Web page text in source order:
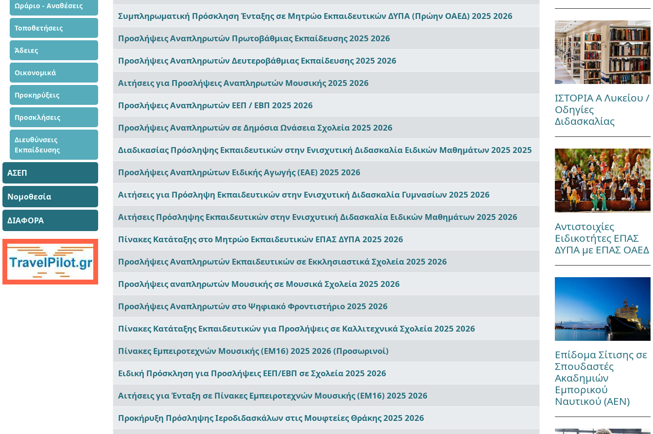
Ωράριο - Αναθέσεις
Τοποθετήσεις
Άδειες
Οικονομικά
Προκηρύξεις
Προσκλήσεις
Διευθύνσεις
Εκπαίδευσης
ΑΣΕΠ
Νομοθεσία
ΔΙΑΦΟΡΑ
Συμπληρωματική Πρόσκληση Ένταξης σε Μητρώο Εκπαιδευτικών ΔΥΠΑ (Πρώην ΟΑΕΔ) 2025 2026
Προσλήψεις Aναπληρωτών Πρωτοβάθμιας Εκπαίδευσης 2025 2026
Προσλήψεις Αναπληρωτών Δευτεροβάθμιας Εκπαίδευσης 2025 2026
Αιτήσεις για Προσλήψεις Αναπληρωτών Μουσικής 2025 2026
Προσλήψεις Αναπληρωτών ΕΕΠ / ΕΒΠ 2025 2026
Προσλήψεις Αναπληρωτών σε Δημόσια Ωνάσεια Σχολεία 2025 2026
Διαδικασίας Πρόσληψης Εκπαιδευτικών στην Ενισχυτική Διδασκαλία Ειδικών Μαθημάτων 2025 2025
Προσλήψεις Αναπληρώτων Ειδικής Αγωγής (ΕΑΕ) 2025 2026
Αιτήσεις για Πρόσληψη Εκπαιδευτικών στην Ενισχυτική Διδασκαλία Γυμνασίων 2025 2026
Αιτήσεις Πρόσληψης Εκπαιδευτικών στην Ενισχυτική Διδασκαλία Ειδικών Μαθημάτων 2025 2026
Πίνακες Κατάταξης στο Μητρώο Εκπαιδευτικών ΕΠΑΣ ΔΥΠΑ 2025 2026
Προσλήψεις Αναπληρωτών Εκπαιδευτικών σε Εκκλησιαστικά Σχολεία 2025 2026
Προσλήψεις αναπληρωτών Μουσικής σε Μουσικά Σχολεία 2025 2026
Προσλήψεις Αναπληρωτών στο Ψηφιακό Φροντιστήριο 2025 2026
Πίνακες Κατάταξης Εκπαιδευτικών για Προσλήψεις σε Καλλιτεχνικά Σχολεία 2025 2026
Πίνακες Εμπειροτεχνών Μουσικής (ΕΜ16) 2025 2026 (Προσωρινοί)
Ειδική Πρόσκληση για Προσλήψεις ΕΕΠ/ΕΒΠ σε Σχολεία 2025 2026
Αιτήσεις για Ένταξη σε Πίνακες Εμπειροτεχνών Μουσικής (ΕΜ16) 2025 2026
Προκήρυξη Πρόσληψης Ιεροδιδασκάλων στις Μουφτείες Θράκης 2025 2026
ΙΣΤΟΡΙΑ Α Λυκείου /
Οδηγίες
Διδασκαλίας
Αντιστοιχίες
Ειδικοτήτες ΕΠΑΣ
ΔΥΠΑ με ΕΠΑΣ ΟΑΕΔ
Επίδομα Σίτισης σε
Σπουδαστές
Ακαδημιών
Εμπορικού
Ναυτικού (ΑΕΝ)